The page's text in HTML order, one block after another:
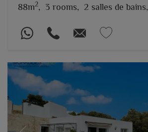
88m2, 3 rooms, 2 salles de bains,